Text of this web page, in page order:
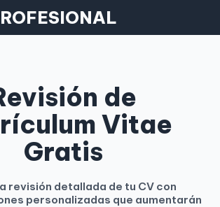
de
Vitae
Gratis
revisión detallada de tu CV con
personalizadas que aumentarán